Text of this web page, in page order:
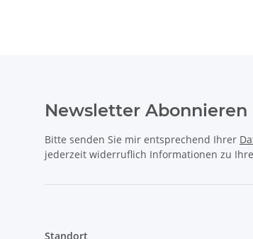
Newsletter Abonnieren
Bitte senden Sie mir entsprechend Ihrer
jederzeit widerruflich Informationen zu
Standort